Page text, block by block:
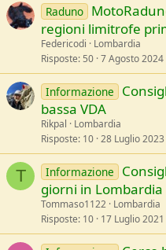
Raduno
regioni limitrofe
Federicodi
Lombardia
Risposte 50 7 Agosto 2024
Informazione
bassa VDA
Rikpal
Lombardia
Risposte 10 28 Luglio 2023
T Informazione
giorni in Lombardia
Tommaso1122 Lombardia
Risposte 10 17 Luglio 2021